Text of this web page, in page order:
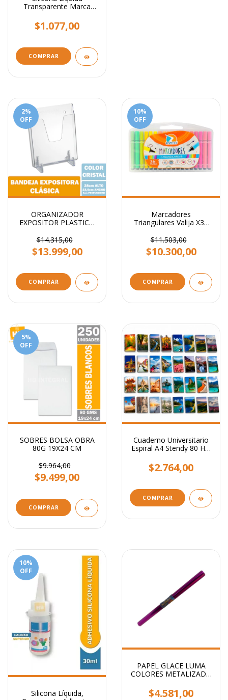
Transparente Marca
$1.077,00
COMPRAR
2%
OFF
ORGANIZADOR
EXPOSITOR PLASTICO
FOLLETOS SIMPLE
VERTICAL
$14.315,00
$13.999,00
COMPRAR
10%
OFF
Marcadores
Triangulares Valija X36
$11.503,00
$10.300,00
5%
OFF
SOBRES BOLSA OBRA
80G 19X24 CM
$9.964,00
$9.499,00
COMPRAR
Cuaderno Universitario
Espiral A4 Stendy 80 Hjs
Surtidos
$2.764,00
COMPRAR
10%
OFF
Silicona Líquida,
PAPEL GLACE LUMA
COLORES METALIZADO
COLORES
$4.581,00